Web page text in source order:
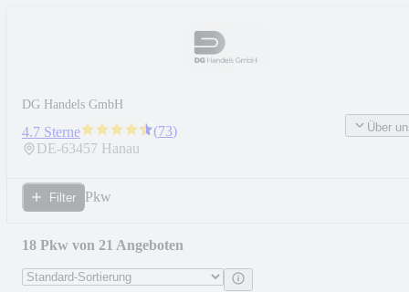
DG Handels GmbH
4.7 Sterne (73)
DE-63457 Hanau
Über
Filter Pkw
18 Pkw von 21 Angeboten